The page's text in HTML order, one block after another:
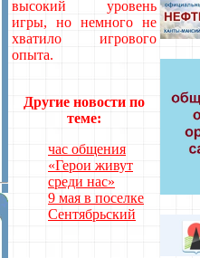
высокий уровень
игры, но немного не
хватило игрового
опыта.
Другие новости по
теме:
час общения
«Герои живут
среди нас»
9 мая в поселке
Сентябрьский